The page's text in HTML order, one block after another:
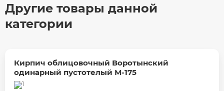
Другие товары данной
категории
Кирпич облицовочный Воротынский
одинарный пустотелый М-175